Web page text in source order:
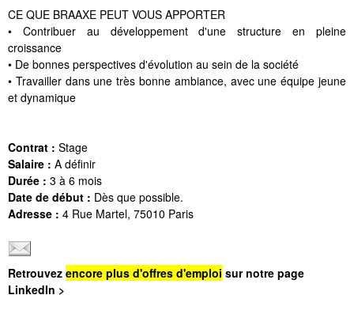
CE QUE BRAAXE PEUT VOUS APPORTER
• Contribuer au développement d'une structure en pleine
croissance
• De bonnes perspectives d'évolution au sein de la société
• Travailler dans une très bonne ambiance, avec une équipe jeune
et dynamique
Contrat : Stage
Salaire : A définir
Durée : 3 à 6 mois
Date de début : Dès que possible.
Adresse : 4 Rue Martel, 75010 Paris
Retrouvez encore plus d'offres d'emploi sur notre page
LinkedIn >